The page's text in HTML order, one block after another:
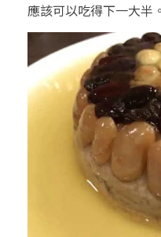
應該可以吃得下一大半。